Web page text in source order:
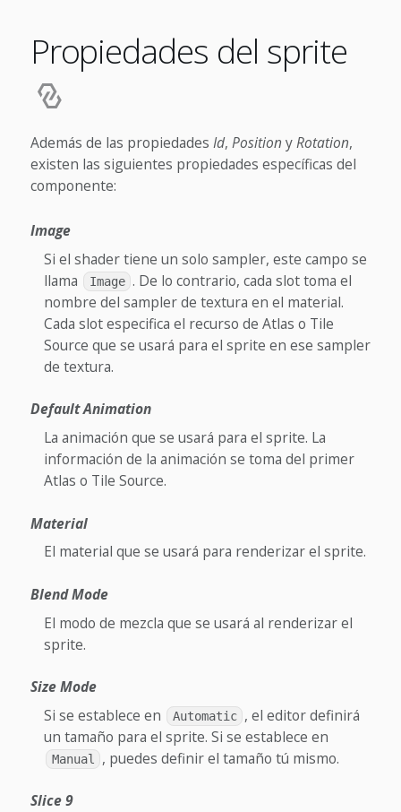
Propiedades del sprite
Además de las propiedades Id, Position yRotation,
existen las siguientes propiedades específicas del
componente:
Image
Si el shader tiene un solo sampler, este campo se
llama
Image . De lo contrario, cada slot toma el
nombre del sampler de textura en el material.
Cada slot especifica el recurso de Atlas o Tile
Source que se usará para el sprite en ese sampler
de textura.
Default Animation
La animación que se usará para el sprite. La
información de la animación se toma del primer
Atlas o Tile Source.
Material
El material que se usará para renderizar el sprite.
Blend Mode
El modo de mezcla que se usará al renderizar el
sprite.
Size Mode
Si se establece en
Automatic , el editor definirá
un tamaño para el sprite. Si se establece en
Manual , puedes definir el tamaño tú mismo.
Slice 9